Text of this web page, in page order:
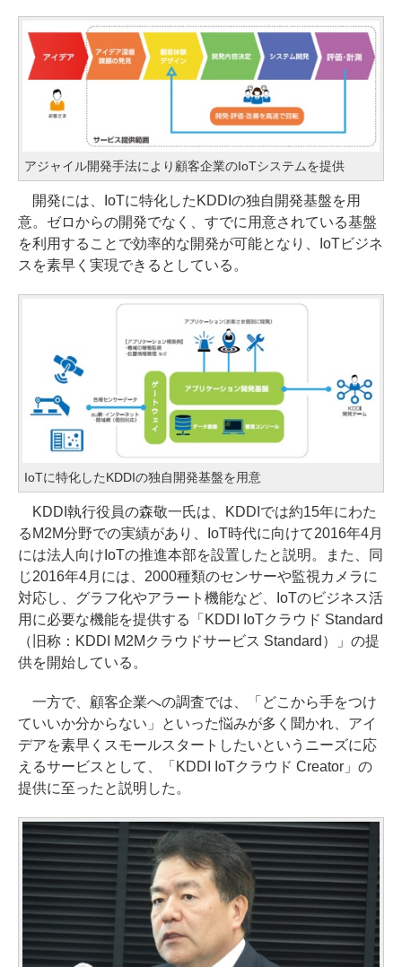
アジャイル開発手法により顧客企業のIoTシステムを提供
開発には、IoTに特化したKDDIの独自開発基盤を用
意。ゼロからの開発でなく、すでに用意されている基盤
を利用することで効率的な開発が可能となり、IoTビジネ
スを素早く実現できるとしている。
IoTに特化したKDDIの独自開発基盤を用意
KDDI執行役員の森敬一氏は、KDDIでは約15年にわた
るM2M分野での実績があり、IoT時代に向けて2016年4月
には法人向けIoTの推進本部を設置したと説明。また、同
じ2016年4月には、2000種類のセンサーや監視カメラに
対応し、グラフ化やアラート機能など、IoTのビジネス活
用に必要な機能を提供する「KDDI IoTクラウド Standard
（旧称：KDDI M2Mクラウドサービス Standard）」の提
供を開始している。
一方で、顧客企業への調査では、「どこから手をつけ
ていいか分からない」といった悩みが多く聞かれ、アイ
デアを素早くスモールスタートしたいというニーズに応
えるサービスとして、「KDDI IoTクラウド Creator」の
提供に至ったと説明した。